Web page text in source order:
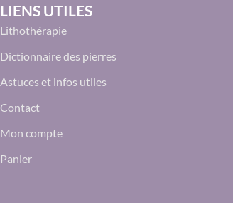
LIENS UTILES
Lithothérapie
Dictionnaire des pierres
Astuces et infos utiles
Contact
Mon compte
Panier